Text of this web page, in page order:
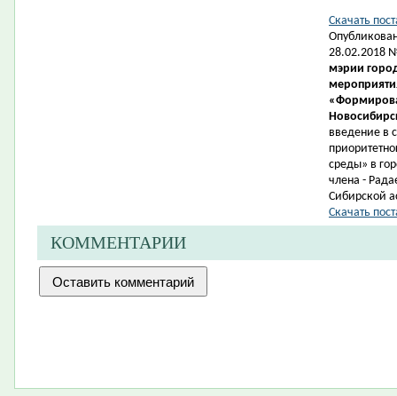
Скачать
28.02.2018
мэрии
введение в
среды» в
члена -
Сибирской
Скачать
КОММЕНТАРИИ